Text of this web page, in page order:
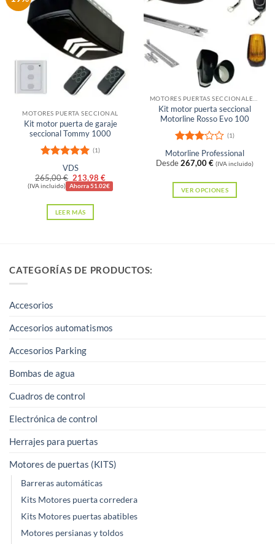
opciones
se
pueden
elegir
en
la
de
producto
variantes.
se
pueden
elegir
en
la
de
producto
Sin existencias
MOTORES PUERTA SECCIONAL
Kit motor puerta de garaje
seccional Tommy 1000
Valorado
con5de 5
(1)
VDS
265,00€ El
precio
era:
265,00 €.
213,98 €El
precio
(IVA incluido) Ahorra 51.02€
LEER MÁS
Kit motor puerta seccional
Motorline Rosso Evo 100
Valora
do con
de 5
(1)
Motorline Professional
Desde267,00€ (IVA incluido)
VER OPCIONES
CATEGORÍAS DE PRODUCTOS:
Accesorios
Accesorios automatismos
Accesorios Parking
Bombas de agua
Cuadros de control
Electrónica de control
Herrajes para puertas
Motores de puertas (KITS)
Barreras automáticas
Kits Motores puerta corredera
Kits Motores puertas abatibles
Motores persianas y toldos